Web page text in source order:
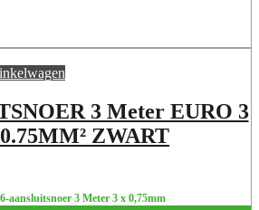
3 Meter EURO 3
ZWART
aansluitsnoer 3 Meter 3 x 0,75mm